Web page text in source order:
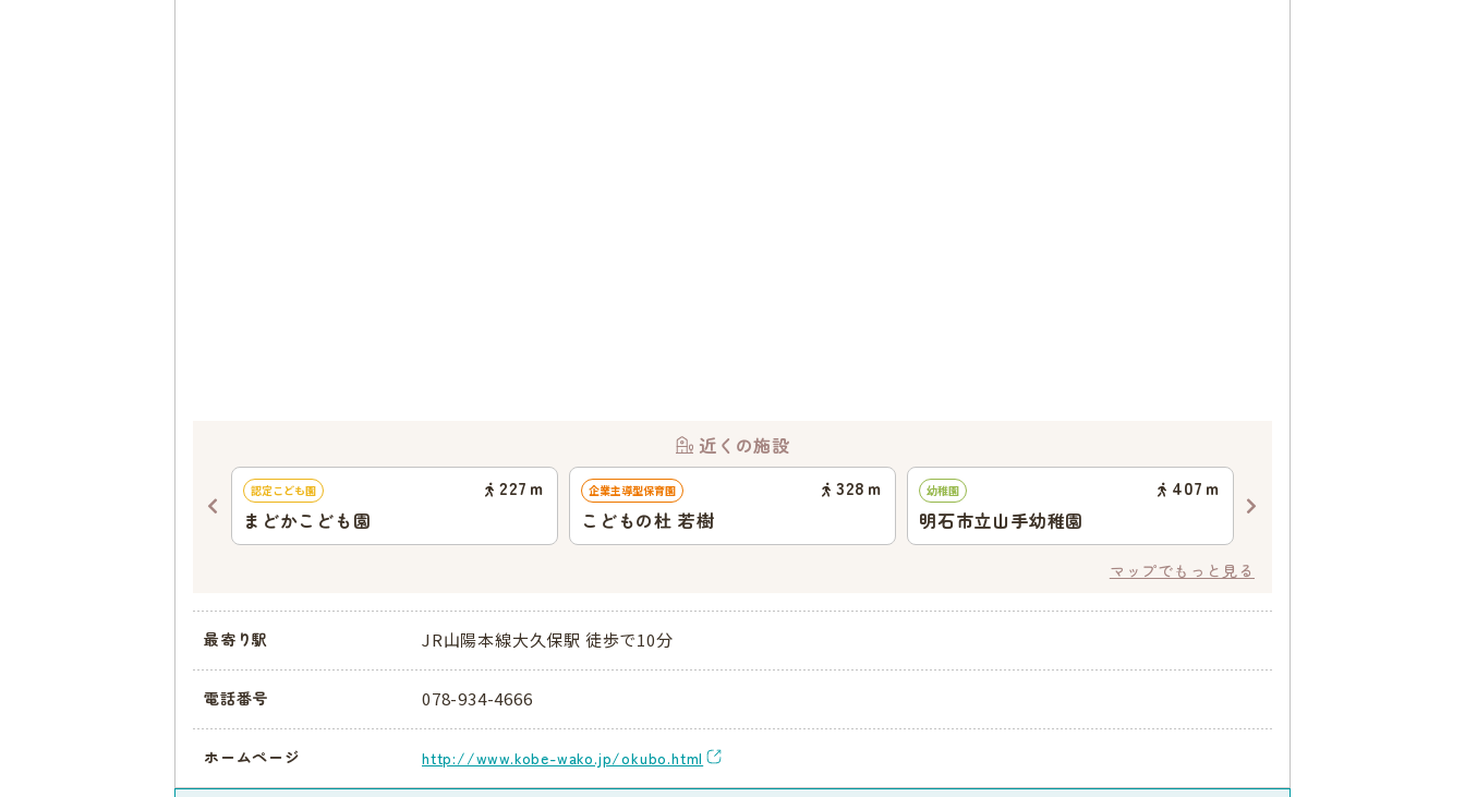
近くの施設
認定こども園 227 ｍ
まどかこども園
企業主導型保育園 328 ｍ
こどもの杜 若樹
幼稚園 407 ｍ
明石市立山手幼稚園
マップでもっと見る
最寄り駅 JR山陽本線大久保駅 徒歩で10分
電話番号 078-934-4666
ホームページ http://www.kobe-wako.jp/okubo.html